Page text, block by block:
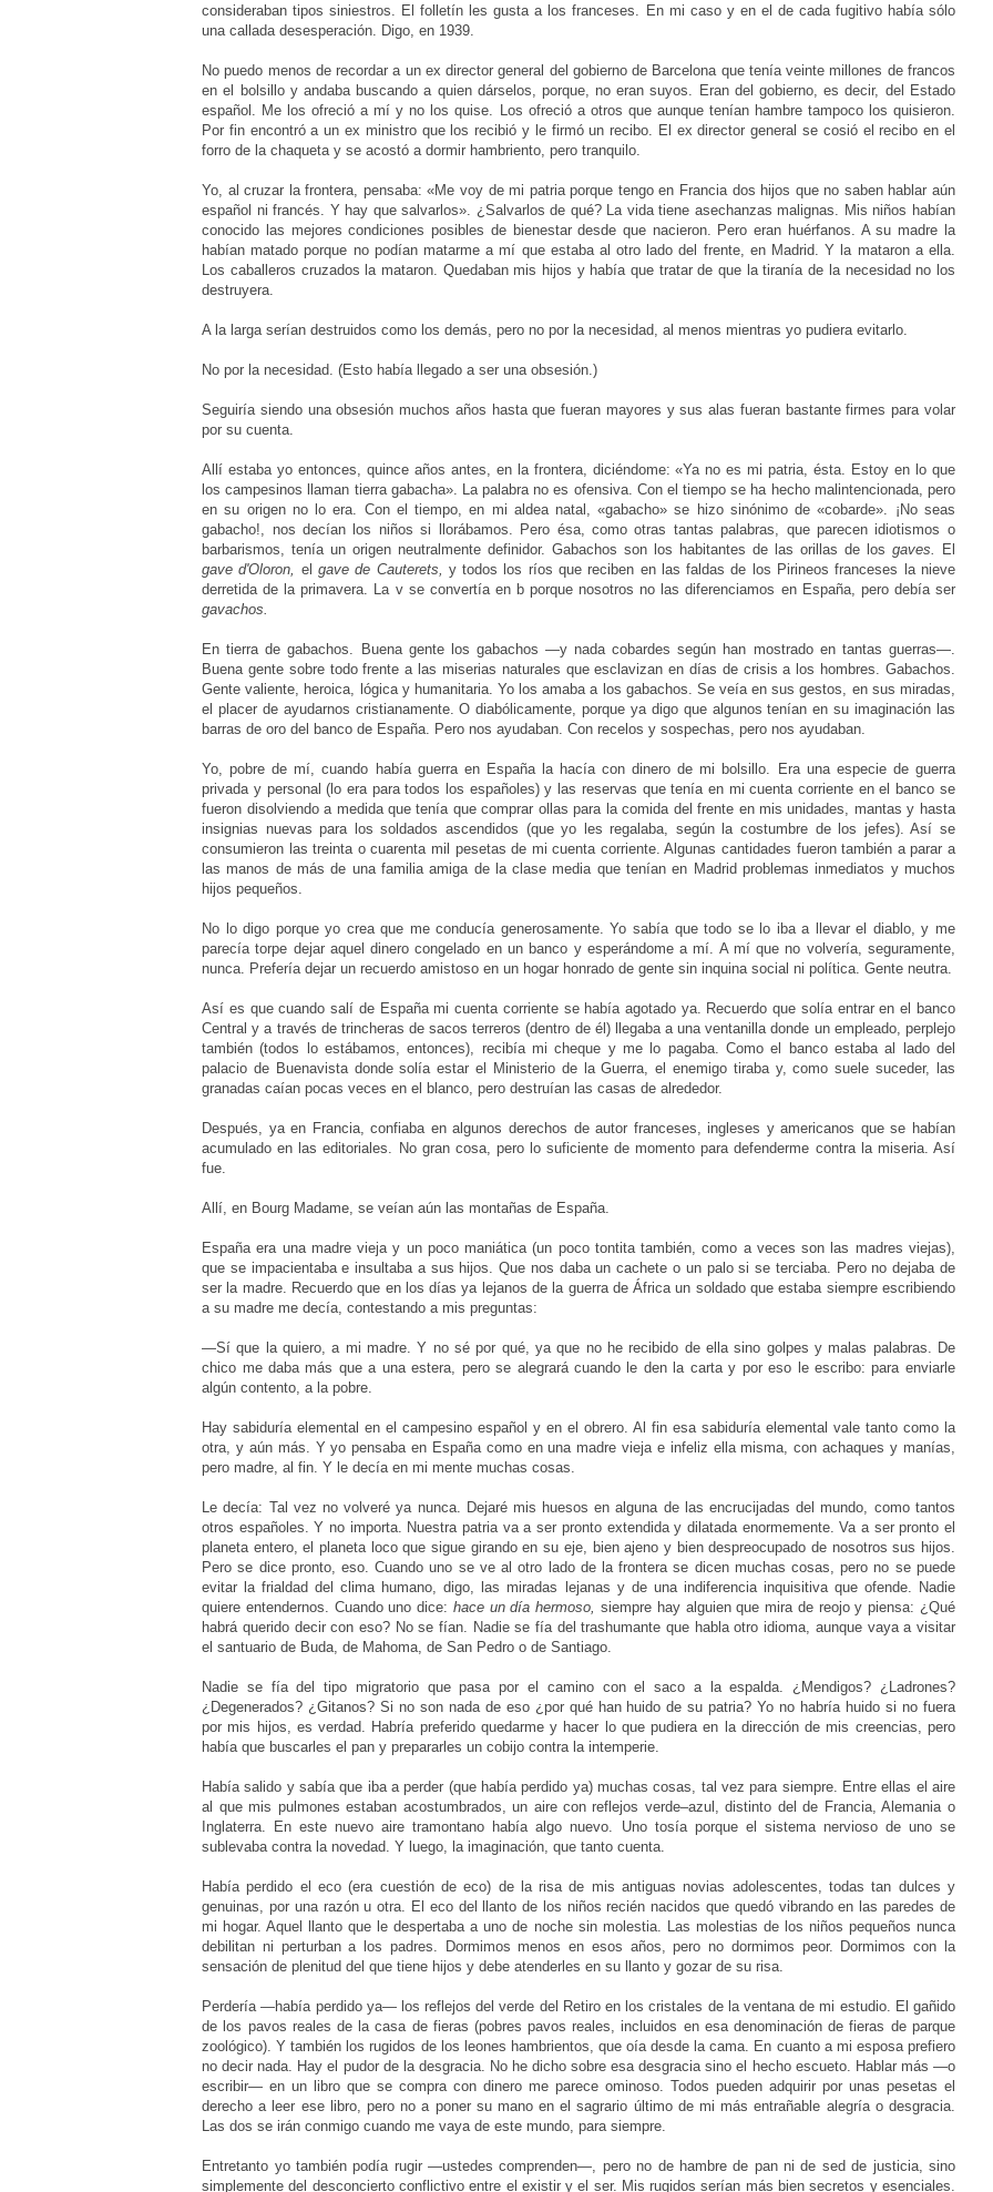
consideraban tipos siniestros. El folletín les gusta a los franceses. En mi caso y en el de cada fugitivo había sólo
una callada desesperación. Digo, en 1939.
No puedo menos de recordar a un ex director general del gobierno de Barcelona que tenía veinte millones de francos
en el bolsillo y andaba buscando a quien dárselos, porque, no eran suyos. Eran del gobierno, es decir, del Estado
español. Me los ofreció a mí y no los quise. Los ofreció a otros que aunque tenían hambre tampoco los quisieron.
Por fin encontró a un ex ministro que los recibió y le firmó un recibo. El ex director general se cosió elrecibo en el
forro de la chaqueta y se acostó a dormir hambriento, pero tranquilo.
Yo, al cruzar la frontera, pensaba: «Me voy de mi patriaporque tengo en Francia dos hijos que no saben hablar aún
español ni francés. Y hay que salvarlos». ¿ Salvarlos de qué? La vida tiene asechanzas malignas. Mis niños habían
conocido las mejores condiciones posibles de bienestar desde que nacieron. Pero eran huérfanos. A su madre la
habían matado porque no podían matarme a mí que estaba al otro lado del frente, en Madrid. Y la mataron a ella.
Los caballeros cruzados la mataron. Quedaban mis hijos y había que tratar de que la tiranía de la necesidad no los
destruyera.
A la larga serían destruidos como los demás, pero no por la necesidad, al menos mientras yo pudiera evitarlo.
No por la necesidad. (Esto había llegado a ser una obsesión.)
Seguiría siendo una obsesión muchos años hasta que fueran mayores y sus alas fueran bastante firmes para volar
por su cuenta.
Allí estaba yo entonces, quince años antes, en la frontera, diciéndome: «Ya no es mi patria, ésta. Estoy en lo que
los campesinos llaman tierra gabacha». La palabra no es ofensiva. Con el tiempo se ha hecho malintencionada, pero
en su origen no lo era. Con el tiempo, en mi aldea natal, «gabacho» se hizo sinónimo de «cobarde». ¡No seas
gabacho!, nos decían los niños si llorábamos. Pero ésa, como otras tantas palabras, que parecen idiotismos o
barbarismos, tenía un origen neutralmente definidor. Gabachos son los habitantes de las orillas de los gaves. El
gave d'Oloron, el gave de Cauterets, y todos los ríos que reciben en las faldas de los Pirineos franceses la nieve
derretida de la primavera. La v se convertía en b porque nosotros no las diferenciamos en España, pero debía ser
gavachos.
En tierra de gabachos. Buena gente los gabachos —y nada cobardes según han mostrado en tantas guerras—.
Buena gente sobre todo frente a las miserias naturales que esclavizan en días de crisis a los hombres. Gabachos.
Gente valiente, heroica, lógica y humanitaria. Yo los amaba a los gabachos. Se veía en sus gestos, en sus miradas,
el placer de ayudarnos cristianamente. O diabólicamente, porque ya digo que algunos tenían en su imaginación las
barras de oro del banco de España. Pero nos ayudaban. Con recelos y sospechas, pero nos ayudaban.
Yo, pobre de mí, cuando había guerra en España la hacía con dinero de mi bolsillo. Era una especie de guerra
privada y personal (lo era para todos los españoles) y las reservas que tenía en mi cuenta corriente en el banco se
fueron disolviendo a medida que tenía que comprar ollas para la comida del frente en mis unidades, mantas y hasta
insignias nuevas para los soldados ascendidos (que yo les regalaba, según la costumbre de los jefes). Así se
consumieron las treinta o cuarenta mil pesetas de mi cuenta corriente. Algunas cantidades fueron también a parar a
las manos de más de una familia amiga de la clase media que tenían en Madrid problemas inmediatos y muchos
hijos pequeños.
No lo digo porque yo crea que me conducía generosamente. Yo sabía que todo se lo iba a llevar el diablo, y me
parecía torpe dejar aquel dinero congelado en unbanco y esperándome a mí. A mí que no volvería, seguramente,
nunca. Prefería dejar un recuerdo amistoso en un hogar honrado de gente sin inquina social ni política. Gente neutra.
Así es que cuando salí de España mi cuenta corriente se había agotado ya. Recuerdo que solía entrar en el banco
Central y a través de trincheras de sacos terreros (dentro de él) llegaba a una ventanilla donde un empleado, perplejo
también (todos lo estábamos, entonces), recibía mi cheque y me lo pagaba. Como el banco estaba al lado del
palacio de Buenavista donde solía estar el Ministerio de la Guerra, el enemigo tiraba y, como suelesuceder, las
granadas caían pocas veces en el blanco, perodestruían las casas de alrededor.
Después, ya en Francia, confiaba en algunos derechos de autor franceses, ingleses y americanos que se habían
acumulado en las editoriales. No gran cosa, pero lo suficiente de momento para defenderme contra la miseria. Así
fue.
Allí, en Bourg Madame, se veían aún las montañas de España.
España era una madre vieja y un poco maniática (un poco tontita también, como a veces son las madres viejas),
que se impacientaba e insultaba a sus hijos. Que nos daba un cachete o un palo si se terciaba. Pero no dejaba de
ser la madre. Recuerdo que en los días ya lejanos de la guerra de África un soldado que estaba siempre escribiendo
a su madre me decía, contestando a mis preguntas:
—Sí que la quiero, a mi madre. Y no sé por qué, ya que no he recibido de ella sino golpes y malas palabras. De
chico me daba más que a una estera, pero se alegrará cuando le den la carta y por eso le escribo: para enviarle
algún contento, a la pobre.
Hay sabiduría elemental en el campesino español y en el obrero. Al fin esa sabiduría elemental vale tanto como la
otra, y aún más. Y yo pensaba en España como en una madre vieja e infeliz ella misma, con achaques y manías,
pero madre, al fin. Y le decía en mi mente muchas cosas.
Le decía: Tal vez no volveré ya nunca. Dejaré mis huesos en alguna de las encrucijadas del mundo, como tantos
otros españoles. Y no importa. Nuestra patria va a ser pronto extendida y dilatada enormemente. Va a ser pronto el
planeta entero, el planeta loco que sigue girando en su eje, bien ajeno y bien despreocupado de nosotros sus hijos.
Pero se dice pronto, eso. Cuando uno se ve al otro lado de la frontera se dicen muchas cosas, pero no se puede
evitar la frialdad del clima humano, digo, las miradas lejanas y de una indiferencia inquisitiva que ofende. Nadie
quiere entendernos. Cuando uno dice: hace un día hermoso,siempre hay alguien que mira de reojo y piensa: ¿Qué
habrá querido decir con eso? No se fían. Nadie se fía del trashumante que habla otro idioma, aunque vaya a visitar
el santuario de Buda, de Mahoma, de San Pedro o de Santiago.
Nadie se fía del tipo migratorio que pasa por el camino con el saco a la espalda. ¿Mendigos? ¿Ladrones?
¿Degenerados? ¿Gitanos? Si no son nada de eso ¿por qué han huido de su patria? Yo no habría huido si no fuera
por mis hijos, es verdad. Habría preferido quedarme y hacer lo que pudiera en la dirección de mis creencias, pero
había que buscarles el pan y prepararles un cobijo contra la intemperie.
Había salido y sabía que iba a perder (que había perdido ya) muchas cosas, tal vez para siempre. Entre ellas el aire
al que mis pulmones estaban acostumbrados, un aire con reflejos verde–azul, distinto del de Francia, Alemania o
Inglaterra. En este nuevo aire tramontano había algo nuevo. Uno tosía porque el sistema nervioso de uno se
sublevaba contra la novedad. Y luego, la imaginación, que tanto cuenta.
Había perdido el eco (era cuestión de eco) de la risa de mis antiguas novias adolescentes, todas tan dulces y
genuinas, por una razón u otra. El eco del llanto de los niños recién nacidos que quedó vibrando en las paredes de
mi hogar. Aquel llanto que le despertaba a uno de noche sin molestia. Las molestias de los niños pequeños nunca
debilitan ni perturban a los padres. Dormimos menos en esos años, pero no dormimos peor. Dormimos con la
sensación de plenitud del que tiene hijos y debe atenderles en su llanto y gozar de su risa.
Perdería —había perdido ya— los reflejos del verde del Retiro en los cristales de la ventana de mi estudio. El gañido
de los pavos reales de la casa de fieras (pobres pavos reales, incluidos en esa denominación de fieras de parque
zoológico). Y también los rugidos de los leones hambrientos, que oía desde la cama. En cuanto a mi esposa prefiero
no decir nada. Hay el pudor de la desgracia. No he dicho sobre esa desgracia sino el hecho escueto. Hablar más —o
escribir— en un libro que se compra con dinero me parece ominoso. Todos pueden adquirir por unas pesetas el
derecho a leer ese libro, pero no a poner su mano en el sagrario último de mi más entrañable alegría o desgracia.
Las dos se irán conmigo cuando me vaya de este mundo, para siempre.
Entretanto yo también podía rugir —ustedes comprenden—, pero no de hambre de pan ni de sed de justicia, sino
simplemente del desconcierto conflictivo entre el existir y el ser. Mis rugidos serían más bien secretos y esenciales.